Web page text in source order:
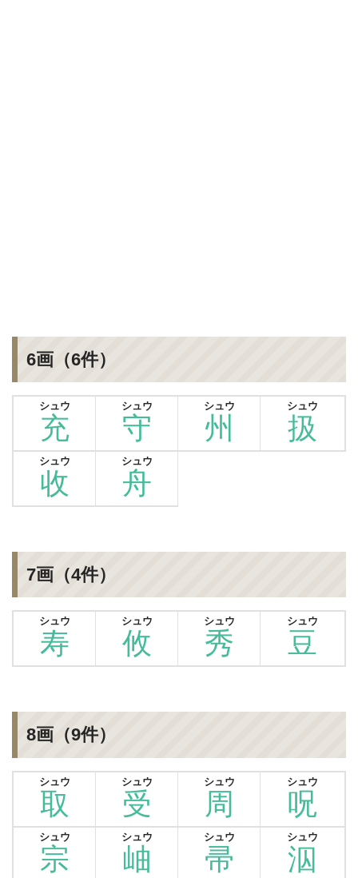
6画（6件）
充
シュウ
守
シュウ
州
シュウ
扱
シュウ
收
シュウ
舟
シュウ
7画（4件）
寿
シュウ
攸
シュウ
秀
シュウ
豆
シュウ
8画（9件）
取
シュウ
受
シュウ
周
シュウ
呪
シュウ
宗
シュウ
岫
シュウ
帚
シュウ
泅
シュウ